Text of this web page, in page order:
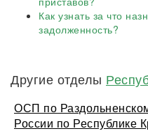
Как узнать за что
задолженность?
Другие отделы
ОСП по
России по Республике